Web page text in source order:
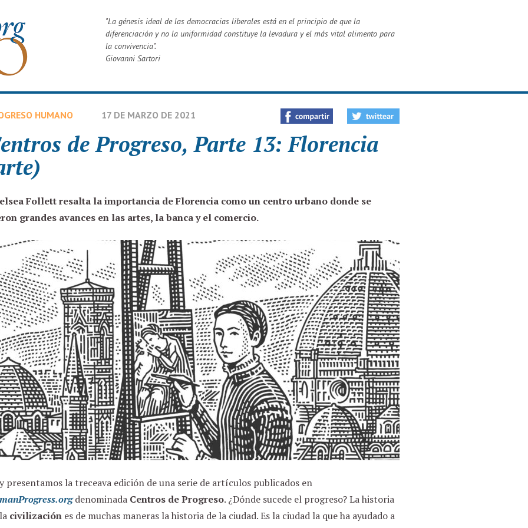
"La génesis ideal de las democracias liberales está en el principio de que la
diferenciación y no la uniformidad constituye la levadura y el más vital alimento para
la convivencia".
Giovanni Sartori
HUMANO 17 DE MARZO DE 2021
de Progreso, Parte 13: Florencia
Follettresalta la importancia de Florencia como un centro urbano donde se
grandes avances en las artes, la banca y el comercio.
presentamos la treceava edición de una serie de artículos publicados en
denominada Centros de Progreso. ¿Dónde sucede el progreso? La historia
civilizaciónes de muchas maneras la historia de la ciudad. Es la ciudad la que ha ayudado a